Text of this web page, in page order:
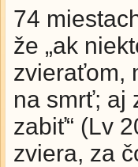
74
že „ak
zvieraťom,
na smrť; aj
zabiť“ (Lv
zviera, za